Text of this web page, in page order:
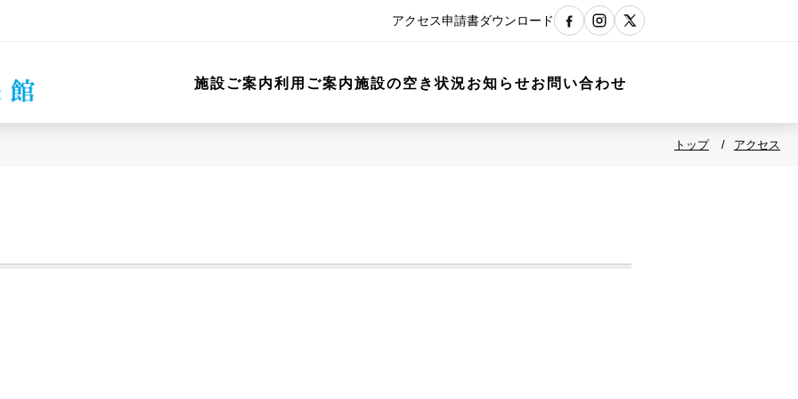
アクセス申請書ダウンロード
施設ご案内利用ご案内施設の空き状況お知らせお問い合わせ
トップ アクセス